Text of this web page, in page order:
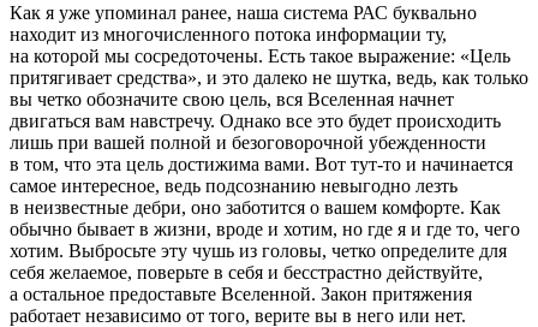
Как я уже упоминал ранее, наша система РАС буквально
находит из многочисленного потока информации ту,
на которой мы сосредоточены. Есть такое выражение: «Цель
притягивает средства», и это далеко не шутка, ведь, как только
вы четко обозначите свою цель, вся Вселенная начнет
двигаться вам навстречу. Однако все это будет происходить
лишь при вашей полной и безоговорочной убежденности
в том, что эта цель достижима вами. Вот тут-то и начинается
самое интересное, ведь подсознанию невыгодно лезть
в неизвестные дебри, оно заботится о вашем комфорте. Как
обычно бывает в жизни, вроде и хотим, но где я и где то, чего
хотим. Выбросьте эту чушь из головы, четко определите для
себя желаемое, поверьте в себя и бесстрастно действуйте,
а остальное предоставьте Вселенной. Закон притяжения
работает независимо от того, верите вы в него или нет.